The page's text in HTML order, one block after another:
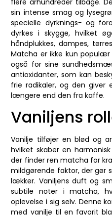
sin intense smag og
specielle dyrknings- og
dyrkes i skygge, hvilket
håndplukkes, dampes,
Matcha er ikke kun
også for sine
antioxidanter, som kan
frie radikaler, og den giver
længere end den fra kaffe.
Vaniljens
Vanilje tilføjer en blød og
hvilket skaber en
der finder ren matcha for
mildgørende faktor, der
lækker. Vaniljens duft og
subtile noter i matcha,
oplevelse i sig selv. Denne
med vanilje til en favorit